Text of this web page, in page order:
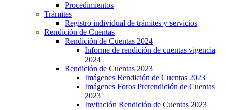
Procedimientos
Trámites
Registro individual de trámites y servicios
Rendición de Cuentas
Rendición de Cuentas 2024
Informe de rendición de cuentas vigencia
2024
Rendición de Cuentas 2023
Imágenes Rendición de Cuentas 2023
Imágenes Foros Prerendición de Cuentas
2023
Invitación Rendición de Cuentas 2023